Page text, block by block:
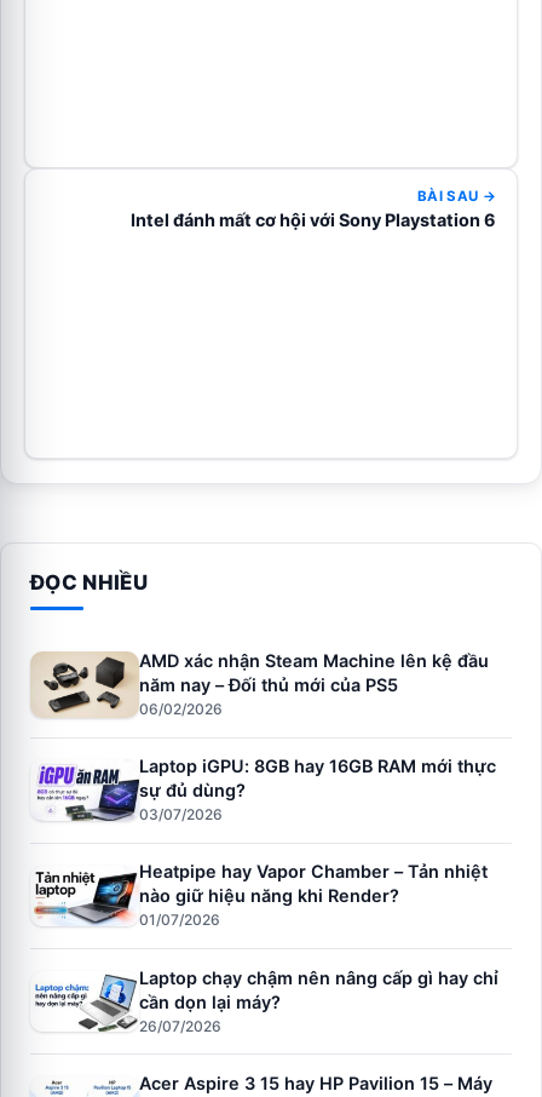
BÀI SAU →
Intel đánh mất cơ hội với Sony Playstation 6
ĐỌC NHIỀU
AMD xác nhận Steam Machine lên kệ đầu
năm nay – Đối thủ mới của PS5
06/02/2026
Laptop iGPU: 8GB hay 16GB RAM mới thực
sự đủ dùng?
03/07/2026
Heatpipe hay Vapor Chamber – Tản nhiệt
nào giữ hiệu năng khi Render?
01/07/2026
Laptop chạy chậm nên nâng cấp gì hay chỉ
cần dọn lại máy?
26/07/2026
Acer Aspire 3 15 hay HP Pavilion 15 – Máy